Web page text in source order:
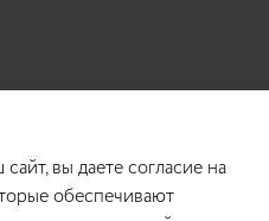
вы даете согласие на
обеспечивают